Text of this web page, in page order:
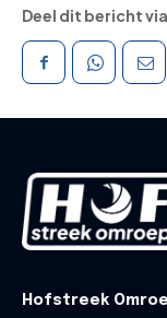
Deel dit bericht
Hofstreek